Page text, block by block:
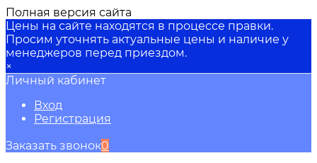
Полная версия сайта
Цены на сайте находятся в процессе правки.
Просим уточнять актуальные цены и наличие у
менеджеров перед приездом.
×
Личный кабинет
Вход
Регистрация
Заказать звонок0